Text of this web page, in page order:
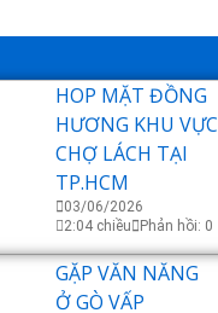
HOP MẶT ĐỒNG
HƯƠNG KHU VỰC
CHỢ LÁCH TẠI
TP.HCM
03/06/2026
2:04 chiều
Phản hồi: 0
GẶP VĂN NĂNG
Ở GÒ VẤP